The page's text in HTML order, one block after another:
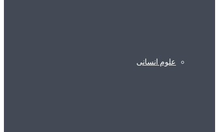
علوم انسانی